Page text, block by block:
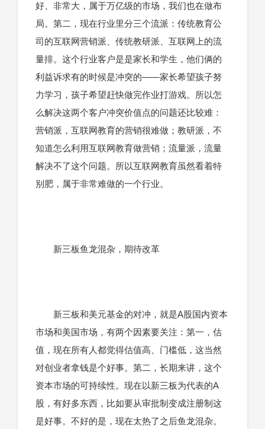
好、非常大，属于万亿级的市场，我们也在做布
局。第二，现在行业里分三个流派：传统教育公
司的互联网营销派、传统教研派、互联网上的流
量排。这个行业客户是是家长和学生，他们俩的
利益诉求有的时候是冲突的——家长希望孩子努
力学习，孩子希望赶快做完作业打游戏。所以怎
么解决这两个客户冲突价值点的问题还比较难：
营销派，互联网教育的营销很难做；教研派，不
知道怎么利用互联网教育做营销；流量派，流量
解决不了这个问题。所以互联网教育虽然看着特
别肥，属于非常难做的一个行业。
新三板鱼龙混杂，期待改革
新三板和美元基金的对冲，就是A股国内资本
市场和美国市场，有两个因素要关注：第一，估
值，现在所有人都觉得估值高、门槛低，这当然
对创业者拿钱是个好事。第二，长期来讲，这个
资本市场的可持续性。现在以新三板为代表的A
股，有好多东西，比如要从审批制变成注册制这
是好事。不好的是，现在太热了之后鱼龙混杂。